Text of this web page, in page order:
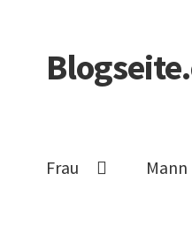
Zur
Navigation
Zum
Frau Mann